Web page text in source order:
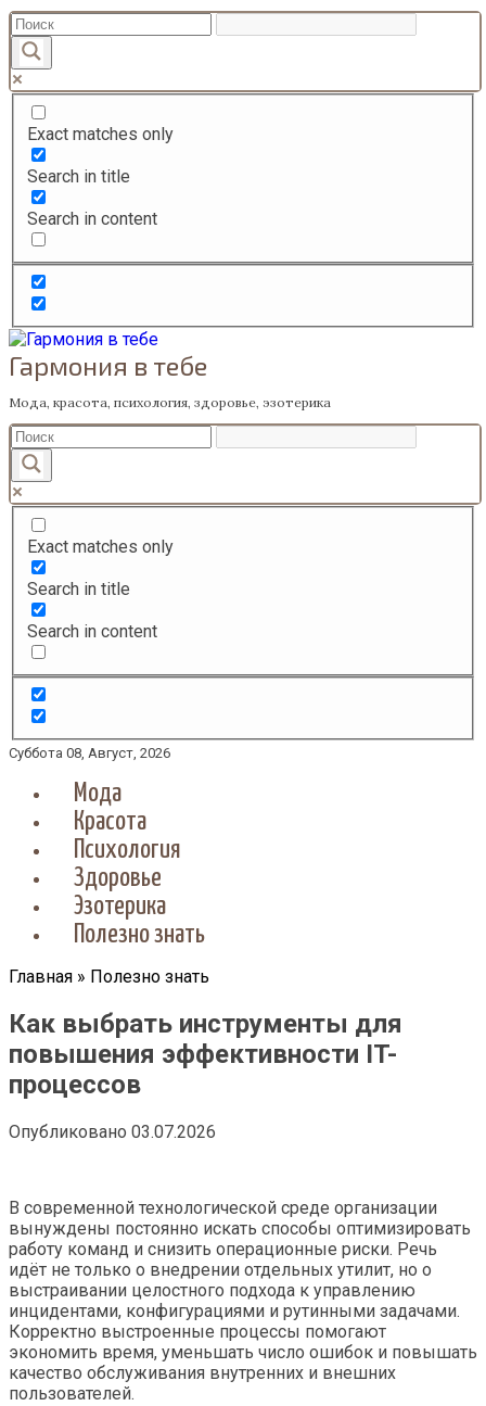
Перейти
к
содержанию
Exact matches only
Search in title
Search in content
Гармония в тебе
Мода, красота, психология, здоровье, эзотерика
Exact matches only
Search in title
Search in content
Суббота 08, Август, 2026
Мода
Красота
Психология
Здоровье
Эзотерика
Полезно знать
Главная » Полезно знать
Как выбрать инструменты для
повышения эффективности IT-
процессов
Опубликовано 03.07.2026
В современной технологической среде организации
вынуждены постоянно искать способы оптимизировать
работу команд и снизить операционные риски. Речь
идёт не только о внедрении отдельных утилит, но о
выстраивании целостного подхода к управлению
инцидентами, конфигурациями и рутинными задачами.
Корректно выстроенные процессы помогают
экономить время, уменьшать число ошибок и повышать
качество обслуживания внутренних и внешних
пользователей.